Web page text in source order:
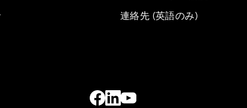
連絡先 (英語のみ)